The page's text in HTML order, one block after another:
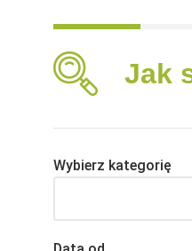
Jak
Wybierz kategorię